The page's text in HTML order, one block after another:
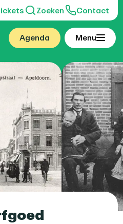
Zoeken Contact
Agenda Menu